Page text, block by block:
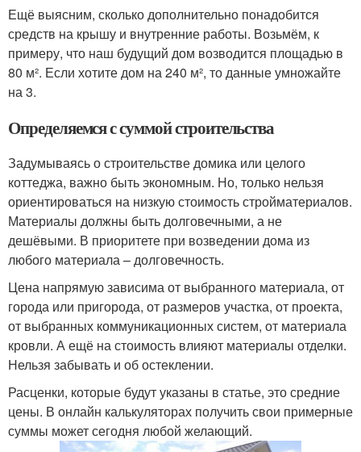
Ещё выясним, сколько дополнительно понадобится
средств на крышу и внутренние работы. Возьмём, к
примеру, что наш будущий дом возводится площадью в
80 м². Если хотите дом на 240 м², то данные умножайте
на 3.
Определяемся с суммой строительства
Задумываясь о строительстве домика или целого
коттеджа, важно быть экономным. Но, только нельзя
ориентироваться на низкую стоимость стройматериалов.
Материалы должны быть долговечными, а не
дешёвыми. В приоритете при возведении дома из
любого материала – долговечность.
Цена напрямую зависима от выбранного материала, от
города или пригорода, от размеров участка, от проекта,
от выбранных коммуникационных систем, от материала
кровли. А ещё на стоимость влияют материалы отделки.
Нельзя забывать и об остеклении.
Расценки, которые будут указаны в статье, это средние
цены. В онлайн калькуляторах получить свои примерные
суммы может сегодня любой желающий.